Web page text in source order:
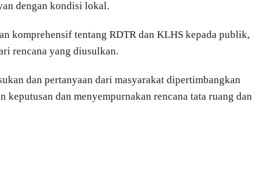
dengan kondisi lokal.
komprehensif tentang RDTR dan KLHS kepada publik,
rencana yang diusulkan.
dan pertanyaan dari masyarakat dipertimbangkan
keputusan dan menyempurnakan rencana tata ruang dan